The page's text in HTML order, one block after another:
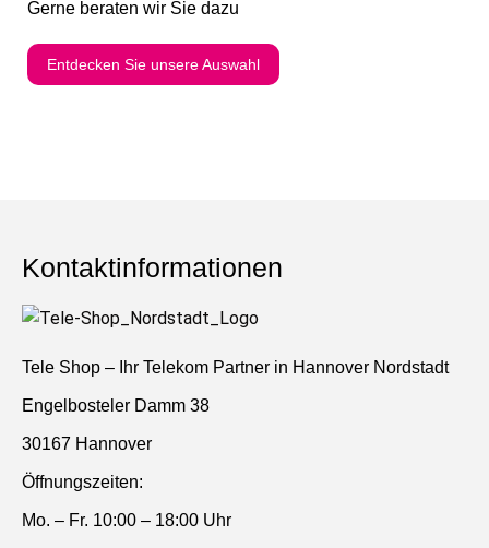
Gerne beraten wir Sie dazu
Entdecken Sie unsere Auswahl
Kontaktinformationen
Tele Shop – Ihr Telekom Partner in Hannover Nordstadt
Engelbosteler Damm 38
30167 Hannover
Öffnungszeiten:
Mo. – Fr. 10:00 – 18:00 Uhr